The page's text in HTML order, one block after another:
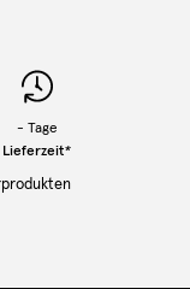
- Tage
Lieferzeit*